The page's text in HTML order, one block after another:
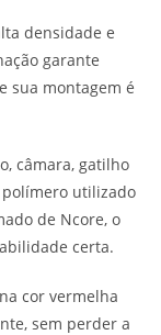
densidade e
garante
sua montagem é
câmara, gatilho
utilizado
de Ncore, o
certa.
cor vermelha
sem perder a